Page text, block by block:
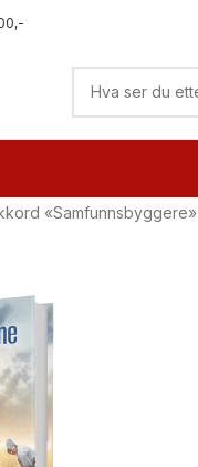
«Samfunnsbyggere»